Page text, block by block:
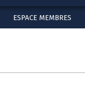
ESPACE MEMBRES